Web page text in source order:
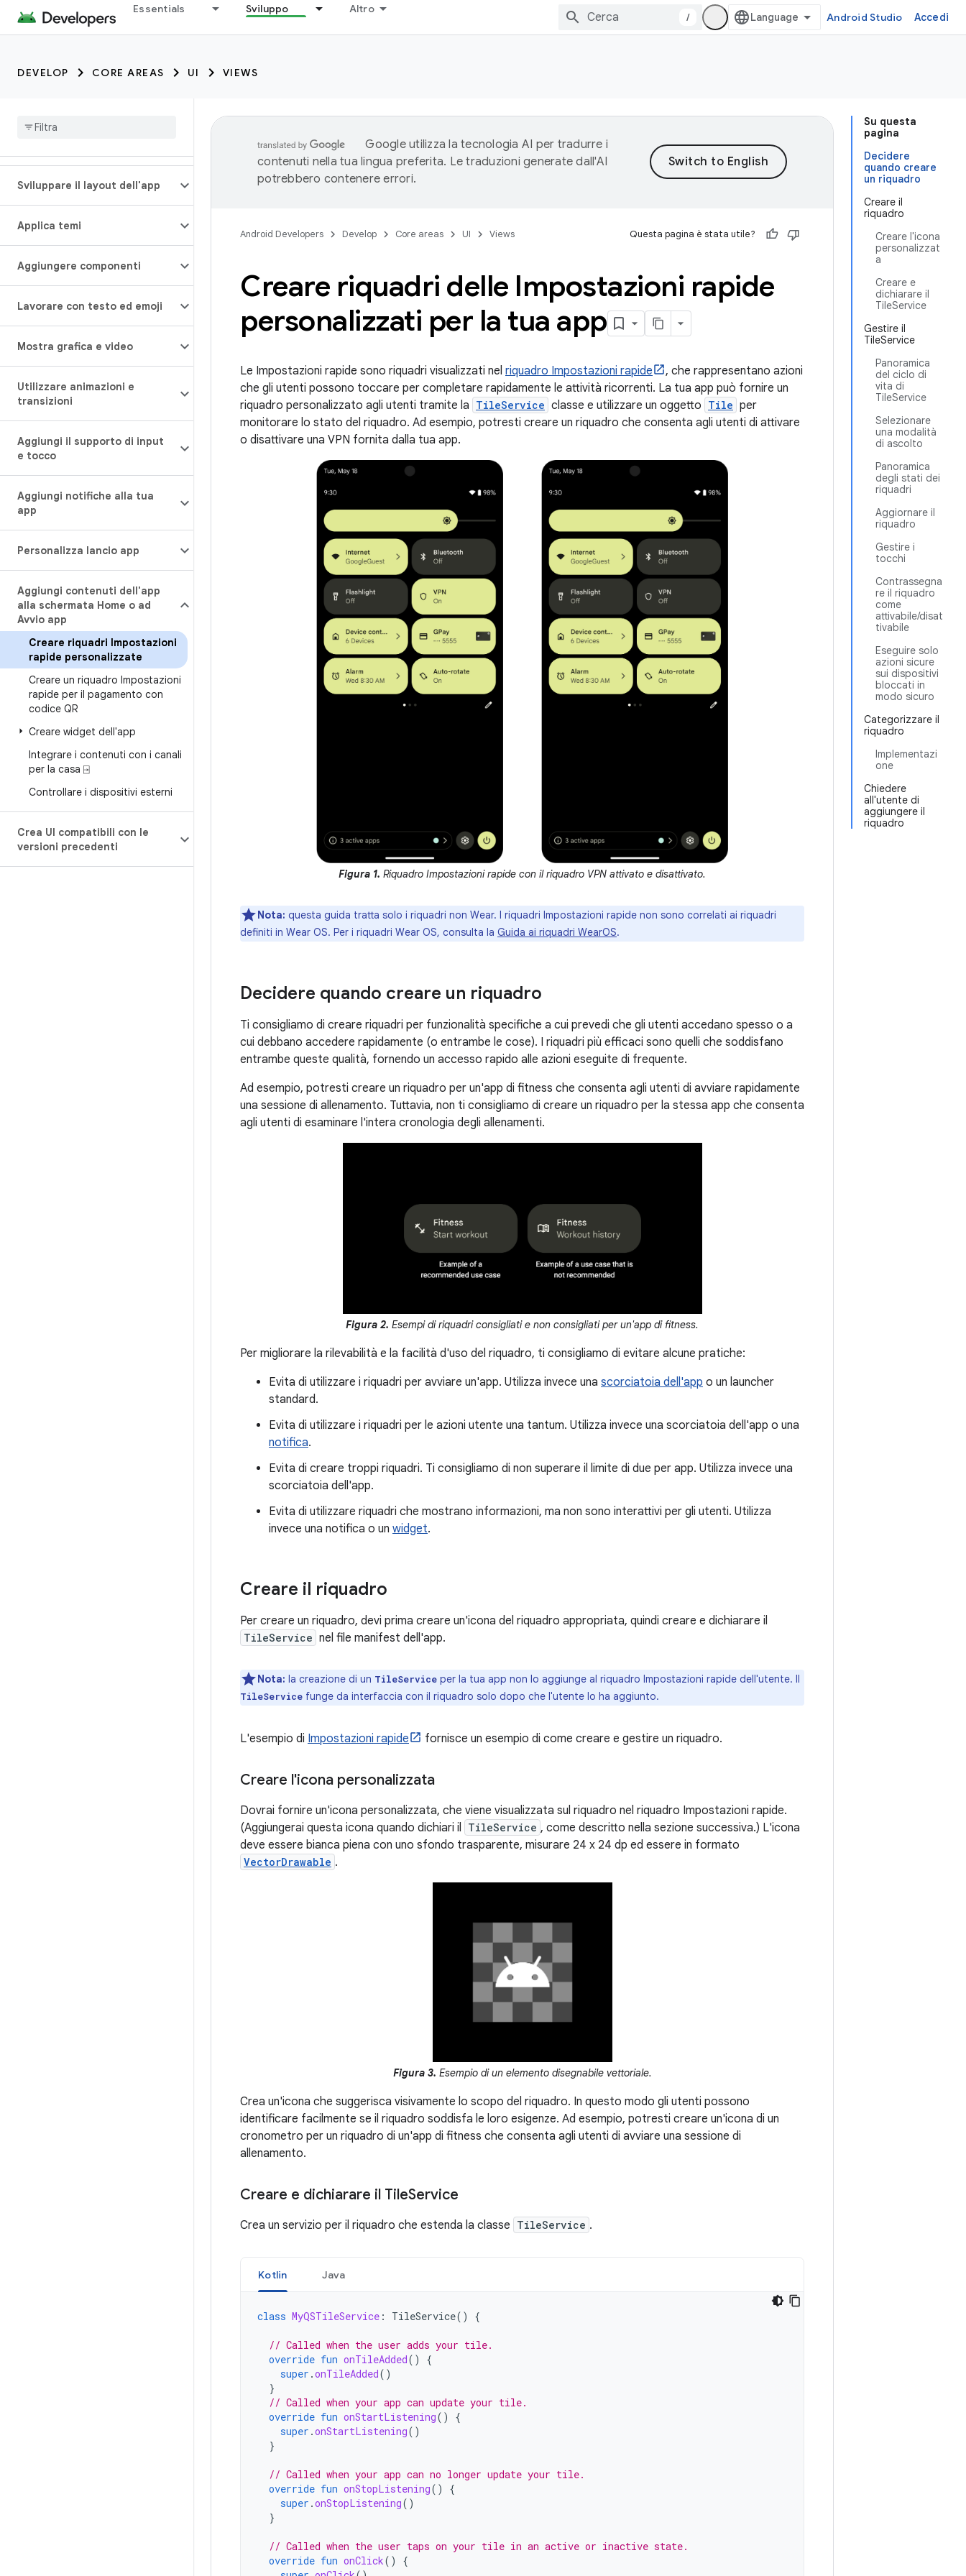
Essentials Sviluppo Altro
/ Android Studio Accedi
DEVELOP CORE AREAS UI VIEWS
Sviluppare il layout dell'app
Applica temi
Aggiungere componenti
Lavorare con testo ed emoji
Mostra grafica e video
Utilizzare animazioni e
transizioni
Aggiungi il supporto di input
e tocco
Aggiungi notifiche alla tua
app
Personalizza lancio app
Aggiungi contenuti dell'app
alla schermata Home o ad
Avvio app
Creare riquadri Impostazioni
rapide personalizzate
Creare un riquadro Impostazioni
rapide per il pagamento con
codice QR
Creare widget dell'app
Integrare i contenuti con i canali
per la casa ⍈
Controllare i dispositivi esterni
Crea UI compatibili con le
versioni precedenti
Su questa
pagina
Decidere
quando creare
un riquadro
Creare il
riquadro
Creare l'icona
personalizzat
a
Creare e
dichiarare il
TileService
Gestire il
TileService
Panoramica
del ciclo di
vita di
TileService
Selezionare
una modalità
di ascolto
Panoramica
degli stati dei
riquadri
Aggiornare il
riquadro
Gestire i
tocchi
Contrassegna
re il riquadro
come
attivabile/disat
tivabile
Eseguire solo
azioni sicure
sui dispositivi
bloccati in
modo sicuro
Categorizzare il
riquadro
Implementazi
one
Chiedere
all'utente di
aggiungere il
riquadro
Google utilizza la tecnologia AI per tradurre i
contenuti nella tua lingua preferita. Le traduzioni generate dall'AI
potrebbero contenere errori.
Android Developers Develop Core areas UI Views Questa pagina è stata utile?
Creare riquadri delle Impostazioni rapide
personalizzati per la tua app
Le Impostazioni rapide sono riquadri visualizzati nel riquadro Impostazioni rapide
, che rappresentano azioni
che gli utenti possono toccare per completare rapidamente le attività ricorrenti. La tua app può fornire un
riquadro personalizzato agli utenti tramite la TileService classe e utilizzare un oggetto Tile per
monitorare lo stato del riquadro. Ad esempio, potresti creare un riquadro che consenta agli utenti di attivare
o disattivare una VPN fornita dalla tua app.
Figura 1. Riquadro Impostazioni rapide con il riquadro VPN attivato e disattivato.
Nota: questa guida tratta solo i riquadri non Wear. I riquadri Impostazioni rapide non sono correlati ai riquadri
definiti in Wear OS. Per i riquadri Wear OS, consulta la Guida ai riquadri WearOS.
Decidere quando creare un riquadro
Ti consigliamo di creare riquadri per funzionalità specifiche a cui prevedi che gli utenti accedano spesso o a
cui debbano accedere rapidamente (o entrambe le cose). I riquadri più efficaci sono quelli che soddisfano
entrambe queste qualità, fornendo un accesso rapido alle azioni eseguite di frequente.
Ad esempio, potresti creare un riquadro per un'app di fitness che consenta agli utenti di avviare rapidamente
una sessione di allenamento. Tuttavia, non ti consigliamo di creare un riquadro per la stessa app che consenta
agli utenti di esaminare l'intera cronologia degli allenamenti.
Figura 2. Esempi di riquadri consigliati e non consigliati per un'app di fitness.
Per migliorare la rilevabilità e la facilità d'uso del riquadro, ti consigliamo di evitare alcune pratiche:
Evita di utilizzare i riquadri per avviare un'app. Utilizza invece una scorciatoia dell'app o un launcher
standard.
Evita di utilizzare i riquadri per le azioni utente una tantum. Utilizza invece una scorciatoia dell'app o una
notifica.
Evita di creare troppi riquadri. Ti consigliamo di non superare il limite di due per app. Utilizza invece una
scorciatoia dell'app.
Evita di utilizzare riquadri che mostrano informazioni, ma non sono interattivi per gli utenti. Utilizza
invece una notifica o un widget.
Creare il riquadro
Per creare un riquadro, devi prima creare un'icona del riquadro appropriata, quindi creare e dichiarare il
TileService nel file manifest dell'app.
Nota: la creazione di un TileService per la tua app non lo aggiunge al riquadro Impostazioni rapide dell'utente. Il
TileService funge da interfaccia con il riquadro solo dopo che l'utente lo ha aggiunto.
L'esempio di Impostazioni rapide fornisce un esempio di come creare e gestire un riquadro.
Creare l'icona personalizzata
Dovrai fornire un'icona personalizzata, che viene visualizzata sul riquadro nel riquadro Impostazioni rapide.
(Aggiungerai questa icona quando dichiari il
TileService , come descritto nella sezione successiva.) L'icona
deve essere bianca piena con uno sfondo trasparente, misurare 24 x 24 dp ed essere in formato
VectorDrawable .
Figura 3. Esempio di un elemento disegnabile vettoriale.
Crea un'icona che suggerisca visivamente lo scopo del riquadro. In questo modo gli utenti possono
identificare facilmente se il riquadro soddisfa le loro esigenze. Ad esempio, potresti creare un'icona di un
cronometro per un riquadro di un'app di fitness che consenta agli utenti di avviare una sessione di
allenamento.
Creare e dichiarare il TileService
Crea un servizio per il riquadro che estenda la classe TileService .
Kotlin Java
class MyQSTileService : TileService() {
// Called when the user adds your tile.
override fun onTileAdded()
{
super .onTileAdded()
}
// Called when your app can update your tile.
override fun onStartListening()
{
super .onStartListening()
}
// Called when your app can no longer update your tile.
override fun onStopListening()
{
super .onStopListening()
}
// Called when the user taps on your tile in an active or inactive state.
override fun onClick()
{